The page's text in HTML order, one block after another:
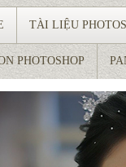
TÀI LIỆU
PHOTOSHOP